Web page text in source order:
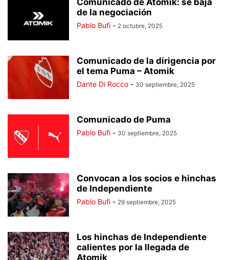
Comunicado de Atomik: se baja
de la negociación
Pablo Bufi - 2 octubre, 2025
Comunicado de la dirigencia por
el tema Puma – Atomik
Dante Di Rocco - 30 septiembre, 2025
Comunicado de Puma
Pablo Bufi - 30 septiembre, 2025
Convocan a los socios e hinchas
de Independiente
Pablo Bufi - 29 septiembre, 2025
Los hinchas de Independiente
calientes por la llegada de
Atomik